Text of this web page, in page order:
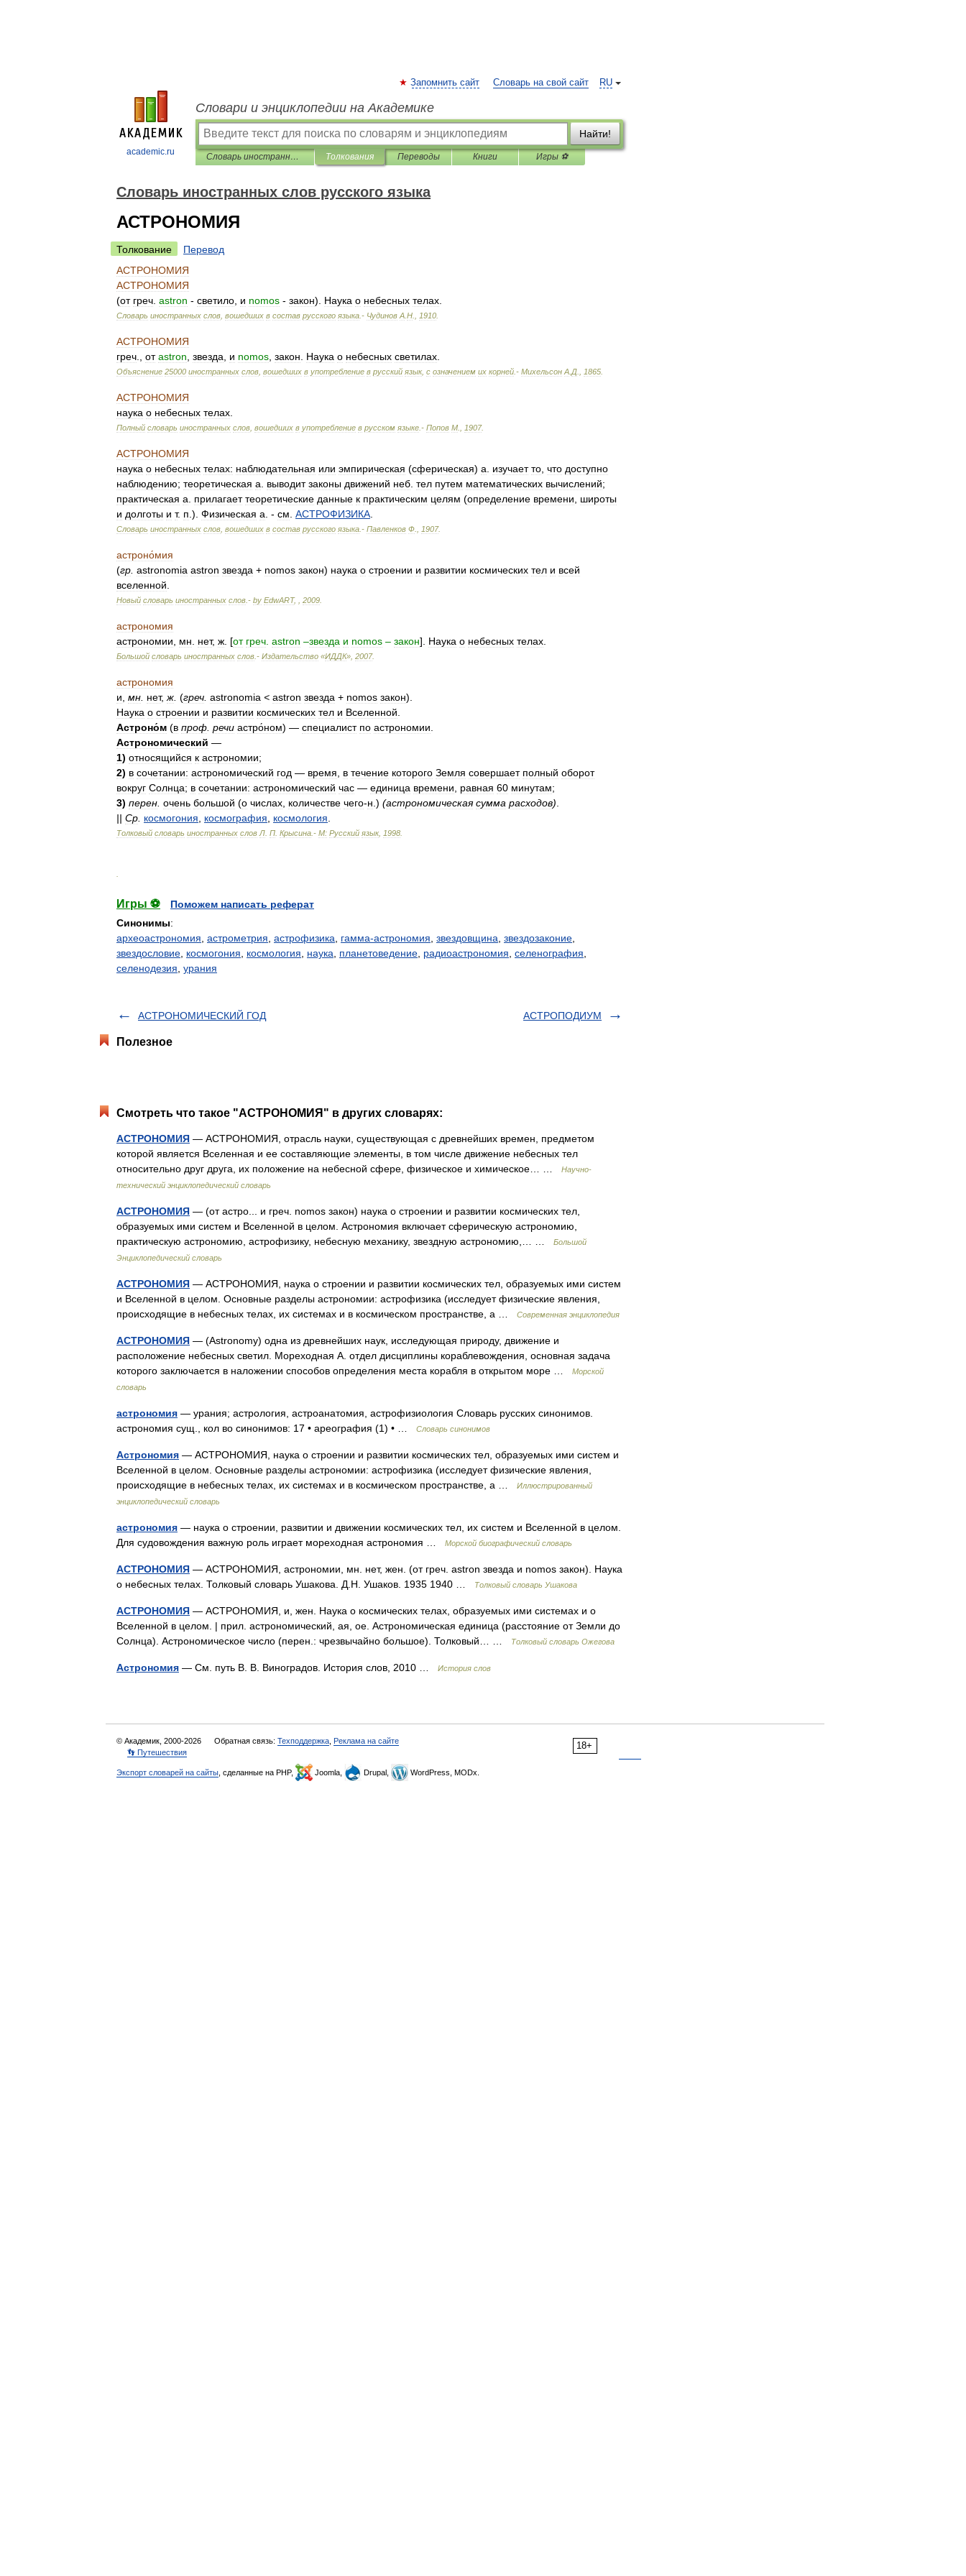
academic.ru
RU
Запомнить сайт Словарь на свой сайт
Словари и энциклопедии на Академике
Найти!
Словарь иностранных слов русского языка Толкования Переводы Книги Игры ⚽
Словарь иностранных слов русского языка
АСТРОНОМИЯ
Толкование
Перевод
АСТРОНОМИЯ
АСТРОНОМИЯ
(от греч astron - светило и nomos - закон). Наука о небесных телах
Словарь иностранных слов вошедших в состав русского языка .- Чудинов А Н 1910
АСТРОНОМИЯ
греч
от astron звезда и nomos закон Наука о небесных светилах
Объяснение 25000 иностранных слов вошедших в употребление в русский язык, с означением их корней .- Михельсон А Д 1865
АСТРОНОМИЯ
наука о небесных телах
Полный словарь иностранных слов вошедших в употребление в русском языке .- Попов М 1907.
АСТРОНОМИЯ
наука о небесных телах: наблюдательная или эмпирическая (сферическая) а изучает то что доступно
наблюдению; теоретическая а выводит законы движений неб тел путем математических вычислений;
практическая а прилагает теоретические данные к практическим целям (определение времени
широты
и долготы и т. п .). Физическая а . - см АСТРОФИЗИКА
Словарь иностранных слов вошедших в состав русского языка .- Павленков Ф 1907.
астроно́мия
(гр astronomia astron звезда + nomos закон) наука о строении и развитии космических тел и всей
вселенной
Новый словарь иностранных слов .- by EdwART, 2009
астрономия
астрономии
мн нет, ж . [от греч astron –звезда и nomos – закон]. Наука о небесных телах
Большой словарь иностранных слов .- Издательство «ИДДК» 2007.
астрономия
и мн нет, ж (греч astronomia < astron звезда + nomos закон).
Наука о строении и развитии космических тел и Вселенной
Астроно́м (в проф речи астро́ном) — специалист по астрономии
Астрономический —
1) относящийся к астрономии;
2) в сочетании: астрономический год — время в течение которого Земля совершает полный оборот
вокруг Солнца; в сочетании: астрономический час — единица времени равная 60 минутам;
3) перен очень большой (о числах количестве чего-н .) (астрономическая сумма расходов)
|| Ср космогония космография космология
Толковый словарь иностранных слов Л П Крысина .- М: Русский язык, 1998
Игры ⚽
Поможем написать реферат
Синонимы:
археоастрономия астрометрия астрофизика гамма-астрономия звездовщина звездозаконие
звездословие космогония космология наука планетоведение радиоастрономия селенография
селенодезия урания
АСТРОНОМИЧЕСКИЙ ГОД АСТРОПОДИУМ
Полезное
Смотреть что такое "АСТРОНОМИЯ" в других словарях:
АСТРОНОМИЯ — АСТРОНОМИЯ, отрасль науки, существующая с древнейших времен, предметом
которой является Вселенная и ее составляющие элементы, в том числе движение небесных тел
относительно друг друга, их положение на небесной сфере, физическое и химическое… …
Научно-
технический энциклопедический словарь
АСТРОНОМИЯ — (от астро... и греч. nomos закон) наука о строении и развитии космических тел,
образуемых ими систем и Вселенной в целом. Астрономия включает сферическую астрономию,
практическую астрономию, астрофизику, небесную механику, звездную астрономию,… …
Большой
Энциклопедический словарь
АСТРОНОМИЯ — АСТРОНОМИЯ, наука о строении и развитии космических тел, образуемых ими систем
и Вселенной в целом. Основные разделы астрономии: астрофизика (исследует физические явления,
происходящие в небесных телах, их системах и в космическом пространстве, а …
Современная энциклопедия
АСТРОНОМИЯ — (Astronomy) одна из древнейших наук, исследующая природу, движение и
расположение небесных светил. Мореходная А. отдел дисциплины кораблевождения, основная задача
которого заключается в наложении способов определения места корабля в открытом море …
Морской
словарь
астрономия — урания; астрология, астроанатомия, астрофизиология Словарь русских синонимов.
астрономия сущ., кол во синонимов: 17 • ареография (1) • …
Словарь синонимов
Астрономия — АСТРОНОМИЯ, наука о строении и развитии космических тел, образуемых ими систем и
Вселенной в целом. Основные разделы астрономии: астрофизика (исследует физические явления,
происходящие в небесных телах, их системах и в космическом пространстве, а …
Иллюстрированный
энциклопедический словарь
астрономия — наука о строении, развитии и движении космических тел, их систем и Вселенной в целом.
Для судовождения важную роль играет мореходная астрономия …
Морской биографический словарь
АСТРОНОМИЯ — АСТРОНОМИЯ, астрономии, мн. нет, жен. (от греч. astron звезда и nomos закон). Наука
о небесных телах. Толковый словарь Ушакова. Д.Н. Ушаков. 1935 1940 …
Толковый словарь Ушакова
АСТРОНОМИЯ — АСТРОНОМИЯ, и, жен. Наука о космических телах, образуемых ими системах и о
Вселенной в целом. | прил. астрономический, ая, ое. Астрономическая единица (расстояние от Земли до
Солнца). Астрономическое число (перен.: чрезвычайно большое). Толковый… …
Толковый словарь Ожегова
Астрономия — См. путь В. В. Виноградов. История слов, 2010 … История слов
18+
© Академик, 2000-2026 Обратная связь: Техподдержка Реклама на сайте
👣 Путешествия
Экспорт словарей на сайты , сделанные на PHP, Joomla, Drupal, WordPress, MODx.